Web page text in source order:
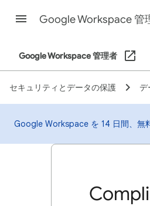
Google Workspace 管
Google Workspace 管理者
セキュリティとデータの保護 デ
Google Workspace を 14 日間、無